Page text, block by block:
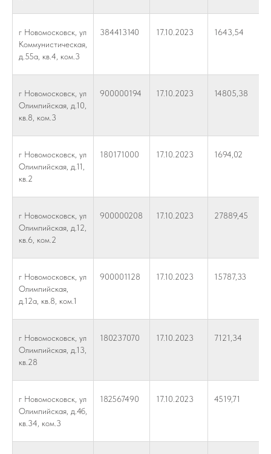
г Новомосковск, ул
Коммунистическая,
д.55а, кв.4, ком.3
384413140 17.10.2023 1643,54
г Новомосковск, ул
Олимпийская, д.10,
кв.8, ком.3
900000194 17.10.2023 14805,38
г Новомосковск, ул
Олимпийская, д.11,
кв.2
180171000 17.10.2023 1694,02
г Новомосковск, ул
Олимпийская, д.12,
кв.6, ком.2
900000208 17.10.2023 27889,45
г Новомосковск, ул
Олимпийская,
д.12а, кв.8, ком.1
900001128 17.10.2023 15787,33
г Новомосковск, ул
Олимпийская, д.13,
кв.28
180237070 17.10.2023 7121,34
г Новомосковск, ул
Олимпийская, д.4б,
кв.34, ком.3
182567490 17.10.2023 4519,71